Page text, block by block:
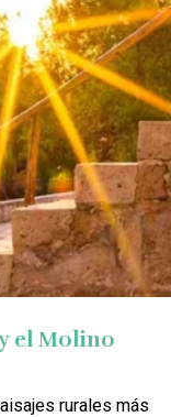
el Molino
rurales más